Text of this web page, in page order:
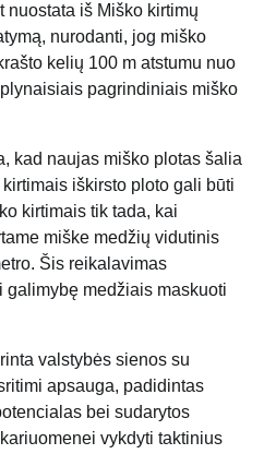
nuostata iš Miško kirtimų
nurodanti, jog miško
kelių 100 m atstumu nuo
pagrindiniais miško
kad naujas miško plotas šalia
iškirsto ploto gali būti
kirtimais tik tada, kai
miške medžių vidutinis
Šis reikalavimas
galimybę medžiais maskuoti
valstybės sienos su
apsauga, padidintas
bei sudarytos
vykdyti taktinius